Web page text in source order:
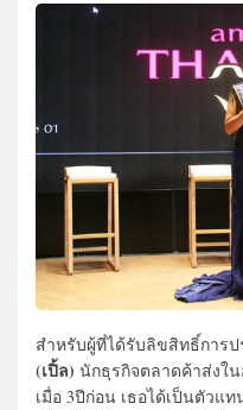
สำหรับผู้ที่ได้รับลิขสิทธิ์การ
(เปิ้ล) นักธุรกิจตลาดค้าส่งใ
เมื่อ 3ปีก่อน เธอได้เป็นตัวแ